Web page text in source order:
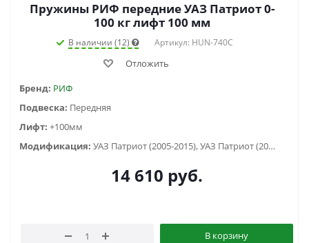
Пружины РИФ передние УАЗ Патриот 0-
100 кг лифт 100 мм
В наличии (12) Артикул: HUN-740C
Отложить
Бренд: РИФ
Подвеска: Передняя
Лифт: +100мм
Модификация:
УАЗ Патриот (2005-2015), УАЗ Патриот (2015-2018), УАЗ Патриот пикап (2008-...)
14 610 руб.
В корзину